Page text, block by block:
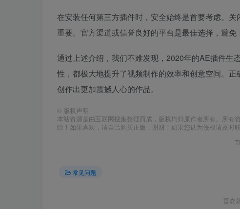
在安装任何第三方插件时，安全始终是首要考虑。
重要。官方渠道或信誉良好的平台是最佳选择，避免
通过上述介绍，我们不难发现，2020年的AE插件生
性，都极大地提升了视频制作的效率和创意空间。
创作出更加震撼人心的作品。
© 版权声明
本站资源是由互联网搜集整理而成，版权均归原作者所有。所有
除！如果喜欢，请自己购买正版，谢谢！如果您认为侵权请及时
常见问题
喜欢